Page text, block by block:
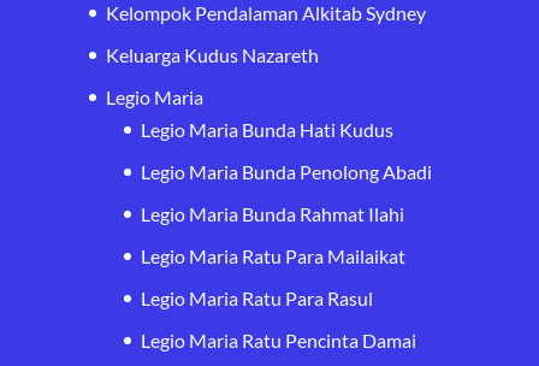
Kelompok Pendalaman Alkitab Sydney
Keluarga Kudus Nazareth
Legio Maria
Legio Maria Bunda Hati Kudus
Legio Maria Bunda Penolong Abadi
Legio Maria Bunda Rahmat Ilahi
Legio Maria Ratu Para Mailaikat
Legio Maria Ratu Para Rasul
Legio Maria Ratu Pencinta Damai